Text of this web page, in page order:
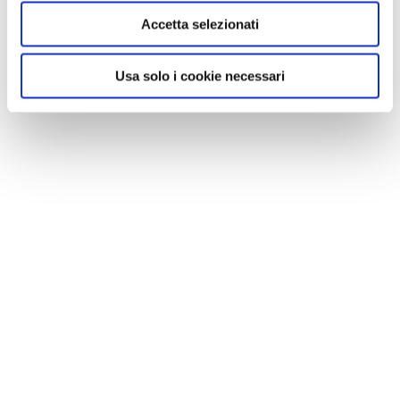
Accetta selezionati
Usa solo i cookie necessari